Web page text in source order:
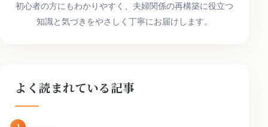
初心者の方にもわかりやすく、夫婦関係の再構築に役立つ
知識と気づきをやさしく丁寧にお届けします。
よく読まれている記事